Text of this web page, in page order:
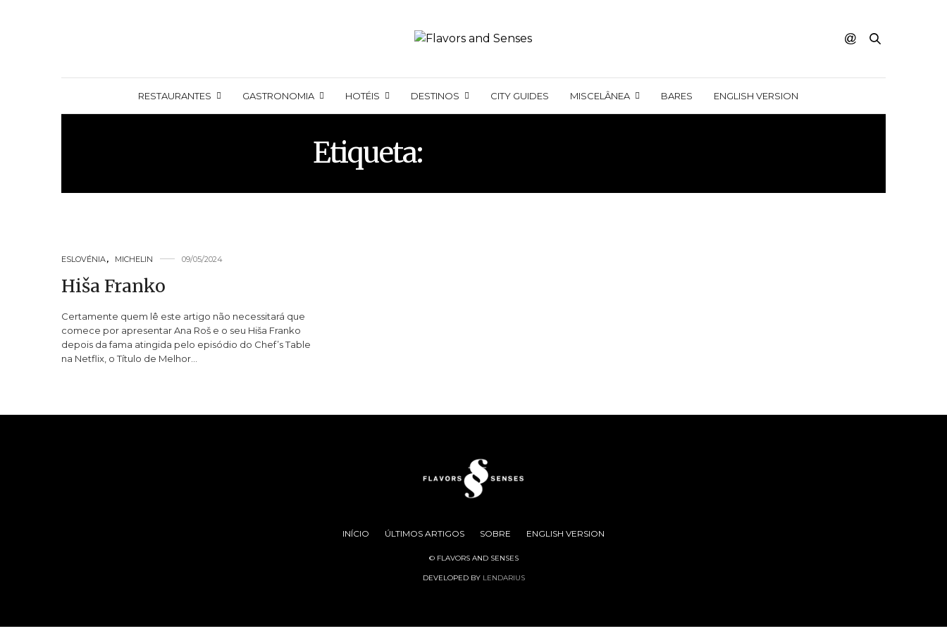
RESTAURANTES GASTRONOMIA HOTÉIS DESTINOS CITY GUIDES MISCELÂNEA BARES ENGLISH VERSION
Etiqueta:
ESLOVÉNIA, MICHELIN 09/05/2024
Hiša Franko
Certamente quem lê este artigo não necessitará que
comece por apresentar Ana Roš e o seu Hiša Franko
depois da fama atingida pelo episódio do Chef’s Table
na Netflix, o Título de Melhor…
INÍCIO ÚLTIMOS ARTIGOS SOBRE ENGLISH VERSION
© FLAVORS AND SENSES
DEVELOPED BY LENDARIUS